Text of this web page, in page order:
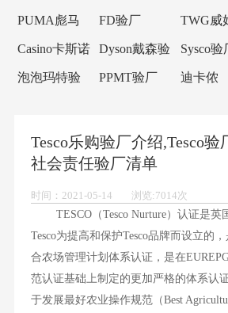
厂
PUMA彪马
验厂
FD验厂
TWG威
团验厂
Casino卡斯诺
验厂
Dyson戴森验
厂
Sysco验
泡泡玛特验
PPMT验厂
迪卡侬
Tesco乐购验厂介绍,Tesco验
社会责任验厂清单
时间：2021-05-14 浏览:7014次
TESCO（Tesco Nurture）认证是英
Tesco为提高和保护Tesco品牌而设立的
合农场管理计划体系认证，是在
范认证基础上制定的更加严格的体系认
于发展最好农业操作规范（Best